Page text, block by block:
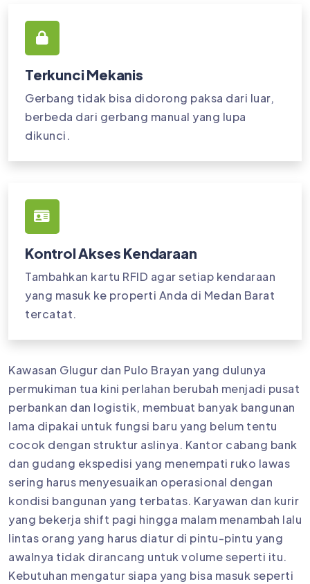
Terkunci Mekanis
Gerbang tidak bisa didorong paksa dari luar,
berbeda dari gerbang manual yang lupa
dikunci.
Kontrol Akses Kendaraan
Tambahkan kartu RFID agar setiap kendaraan
yang masuk ke properti Anda di Medan Barat
tercatat.
Kawasan Glugur dan Pulo Brayan yang dulunya
permukiman tua kini perlahan berubah menjadi pusat
perbankan dan logistik, membuat banyak bangunan
lama dipakai untuk fungsi baru yang belum tentu
cocok dengan struktur aslinya. Kantor cabang bank
dan gudang ekspedisi yang menempati ruko lawas
sering harus menyesuaikan operasional dengan
kondisi bangunan yang terbatas. Karyawan dan kurir
yang bekerja shift pagi hingga malam menambah lalu
lintas orang yang harus diatur di pintu-pintu yang
awalnya tidak dirancang untuk volume seperti itu.
Kebutuhan mengatur siapa yang bisa masuk seperti